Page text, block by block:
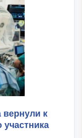
к
участника